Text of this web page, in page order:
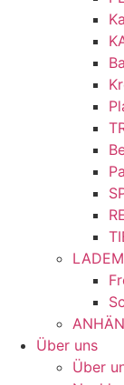
Über uns
Über